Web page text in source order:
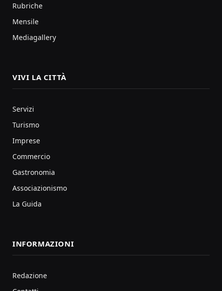
Rubriche
Mensile
Mediagallery
VIVI LA CITTÀ
Servizi
Turismo
Imprese
Commercio
Gastronomia
Associazionismo
La Guida
INFORMAZIONI
Redazione